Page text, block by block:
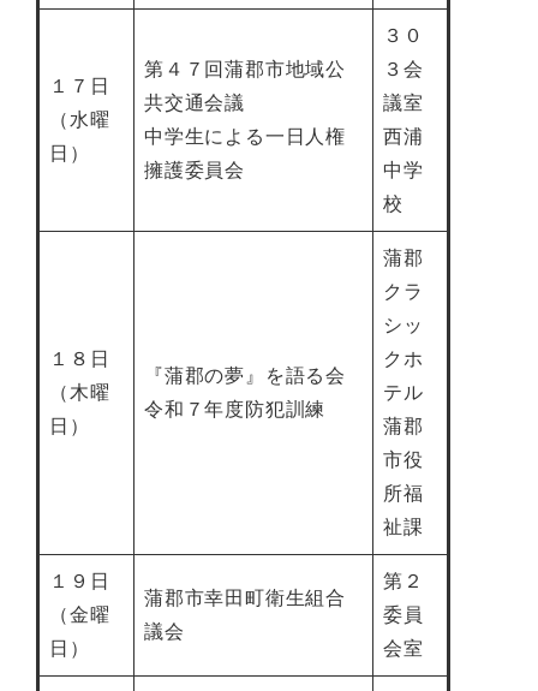
１７日
（水曜
日）
第４７回蒲郡市地域公
共交通会議
中学生による一日人権
擁護委員会
３０
３会
議室
西浦
中学
校
１８日
（木曜
日）
『蒲郡の夢』を語る会
令和７年度防犯訓練
蒲郡
クラ
シッ
クホ
テル
蒲郡
市役
所福
祉課
１９日
（金曜
日）
蒲郡市幸田町衛生組合
議会
第２
委員
会室